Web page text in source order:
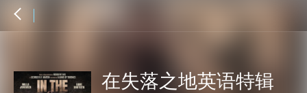
在失落之地英语特辑